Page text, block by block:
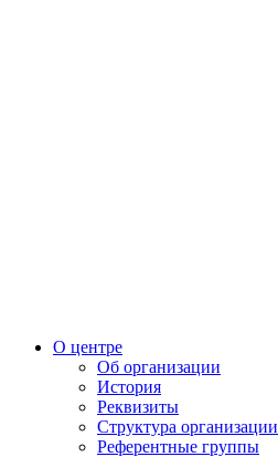
О центре
Об организации
История
Реквизиты
Структура организации
Референтные группы